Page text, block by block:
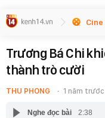
Cine
Trương Bá Chi
thành trò cười
THU PHONG 1 năm trước
Nghe đọc bài 2:38